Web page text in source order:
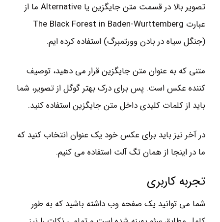
تصویر بالا در قسمت متن جایگزین یا Alternative ما از
عبارت The Black Forest in Baden-Wurttemberg
(جنگل سیاه در بادن وورتمبرگ) استفاده کرده ایم.
متنی که به عنوان متن جایگزین قرار می دهید، توصیف
کننده عکس است. پس برای درک بهتر گوگل از تصویر، شما
باید از کلمات کلیدی داخل متن جایگزین استفاده کنید.
در آخر نیز باید برای عکس خود یک عنوان انتخاب کنید که
ما در اینجا از همان تگ آلت استفاده می کنیم.
تجربه کاربری
شما می توانید یک صفحه وب داشته باشید که به طور